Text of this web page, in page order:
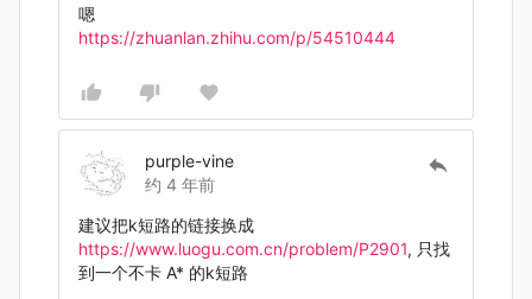
嗯
https://zhuanlan.zhihu.com/p/54510444
purple-vine
约 4 年前
建议把k短路的链接换成
https://www.luogu.com.cn/problem/P2901, 只找
到一个不卡 A* 的k短路